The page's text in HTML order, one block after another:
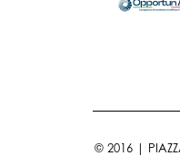
© 2016 |